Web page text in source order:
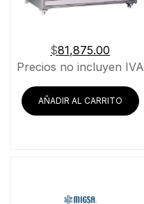
$81,875.00
Precios no incluyen IVA
AÑADIR AL CARRITO